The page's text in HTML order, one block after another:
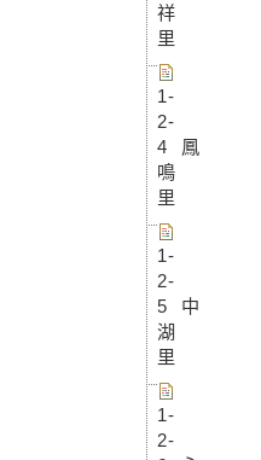
祥
里
1-
2-
4 鳳
鳴
里
1-
2-
5 中
湖
里
1-
2-